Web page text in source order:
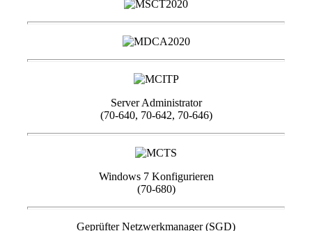
Server Administrator
(70-640, 70-642, 70-646)
Windows 7 Konfigurieren
(70-680)
Geprüfter Netzwerkmanager (SGD)